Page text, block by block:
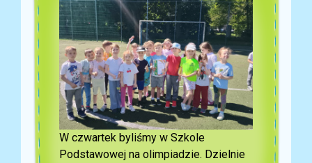
W czwartek byliśmy w Szkole
Podstawowej na olimpiadzie. Dzielnie